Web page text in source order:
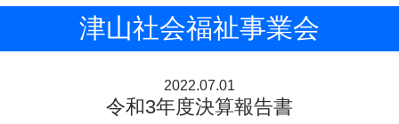
津山社会福祉事業会
2022.07.01
令和3年度決算報告書